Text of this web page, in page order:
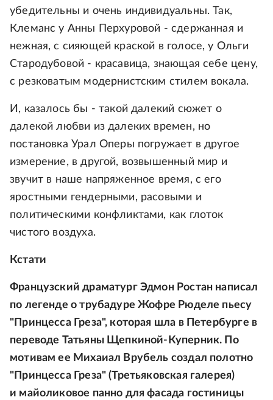
убедительны и очень индивидуальны. Так,
Клеманс у Анны Перхуровой - сдержанная и
нежная, с сияющей краской в голосе, у Ольги
Стародубовой - красавица, знающая себе цену,
с резковатым модернистским стилем вокала.
И, казалось бы - такой далекий сюжет о
далекой любви из далеких времен, но
постановка Урал Оперы погружает в другое
измерение, в другой, возвышенный мир и
звучит в наше напряженное время, с его
яростными гендерными, расовыми и
политическими конфликтами, как глоток
чистого воздуха.
Кстати
Французский драматург Эдмон Ростан написал
по легенде о трубадуре Жофре Рюделе пьесу
"Принцесса Греза", которая шла в Петербурге в
переводе Татьяны Щепкиной-Куперник. По
мотивам ее Михаиал Врубель создал полотно
"Принцесса Греза" (Третьяковская галерея)
и майоликовое панно для фасада гостиницы